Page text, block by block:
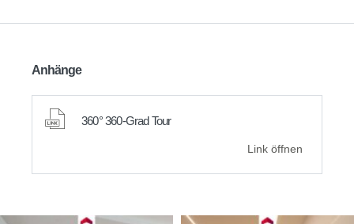
Anhänge
360° 360-Grad Tour
Link öffnen